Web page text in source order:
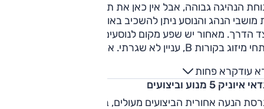
הנהיגה גבוהה, אבל אין כאן את תחושת הנהיגה של רכב
מושבי הנהג והנוסע ניתן להשכיב באופן כמעט מלא עבור מנוחה
הדרך. מאחור יש שפע מקום לנוסעים, ניתן לכוון את המושבים
ופתחי מיזוג בקורות B, עניין לא שגרתי. את אלה משלימים תא מטען
עודקרא פחות
איוניק 5 מנוע וביצועים